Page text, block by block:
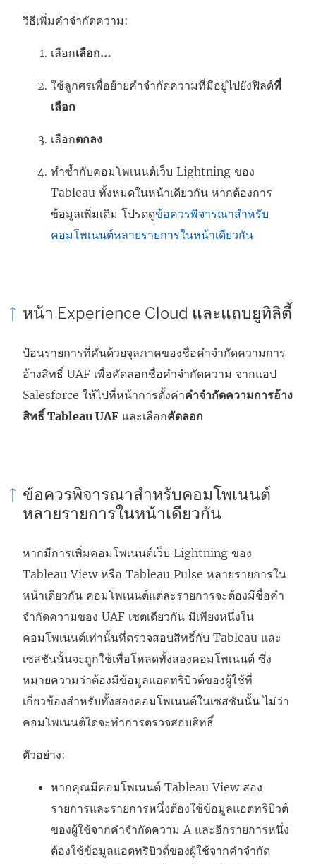
วิธีเพิ่มคำจำกัดความ:
เลือกเลือก…
ใช้ลูกศรเพื่อย้ายคำจำกัดความที่มีอยู่ไปยังฟิลด์ที่
เลือก
เลือกตกลง
ทำซ้ำกับคอมโพเนนต์เว็บ Lightning ของ
Tableau ทั้งหมดในหน้าเดียวกัน หากต้องการ
ข้อมูลเพิ่มเติม โปรดดูข้อควรพิจารณาสำหรับ
คอมโพเนนต์หลายรายการในหน้าเดียวกัน
หน้า Experience Cloud และแถบยูทิลิตี้
ป้อนรายการที่คั่นด้วยจุลภาคของชื่อคำจำกัดความการ
อ้างสิทธิ์ UAF เพื่อคัดลอกชื่อคำจำกัดความ จากแอป
Salesforce ให้ไปที่หน้าการตั้งค่าคำจำกัดความการอ้าง
สิทธิ์ Tableau UAF และเลือกคัดลอก
ข้อควรพิจารณาสำหรับคอมโพเนนต์
หลายรายการในหน้าเดียวกัน
หากมีการเพิ่มคอมโพเนนต์เว็บ Lightning ของ
Tableau View หรือ Tableau Pulse หลายรายการใน
หน้าเดียวกัน คอมโพเนนต์แต่ละรายการจะต้องมีชื่อคำ
จำกัดความของ UAF เซตเดียวกัน มีเพียงหนึ่งใน
คอมโพเนนต์เท่านั้นที่ตรวจสอบสิทธิ์กับ Tableau และ
เซสชันนั้นจะถูกใช้เพื่อโหลดทั้งสองคอมโพเนนต์ ซึ่ง
หมายความว่าต้องมีข้อมูลแอตทริบิวต์ของผู้ใช้ที่
เกี่ยวข้องสำหรับทั้งสองคอมโพเนนต์ในเซสชันนั้น ไม่ว่า
คอมโพเนนต์ใดจะทำการตรวจสอบสิทธิ์
ตัวอย่าง:
หากคุณมีคอมโพเนนต์ Tableau View สอง
รายการและรายการหนึ่งต้องใช้ข้อมูลแอตทริบิวต์
ของผู้ใช้จากคำจำกัดความ A และอีกรายการหนึ่ง
ต้องใช้ข้อมูลแอตทริบิวต์ของผู้ใช้จากคำจำกัด